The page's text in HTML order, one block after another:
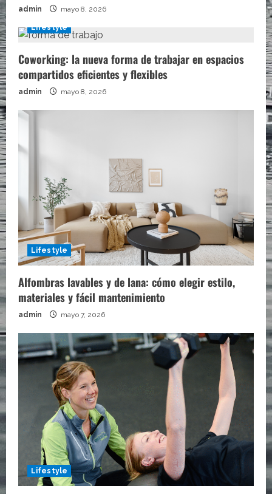
admin mayo 8, 2026
Lifestyle
Coworking: la nueva forma de trabajar en espacios
compartidos eficientes y flexibles
admin mayo 8, 2026
Lifestyle
Alfombras lavables y de lana: cómo elegir estilo,
materiales y fácil mantenimiento
admin mayo 7, 2026
Lifestyle